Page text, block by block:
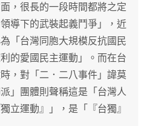
，很長的一段時間都將之定
導下的武裝起義鬥爭」，近
「台灣同胞大規模反抗國民
的愛國民主運動」。而在台
，對「二．二八事件」諱莫
」團體則聲稱這是「台灣人
立運動』」，是「『台獨』